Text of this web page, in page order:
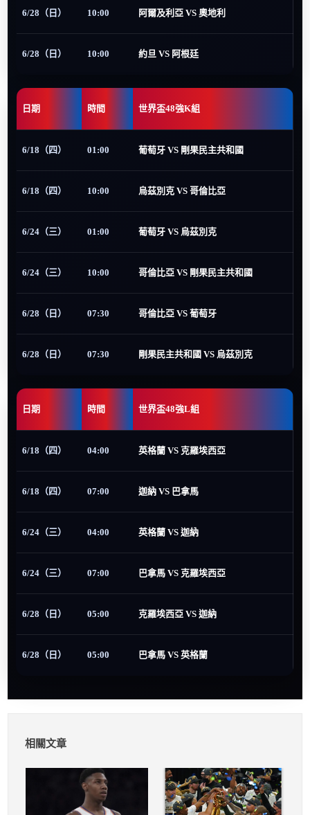
6/28（日） 10:00 阿爾及利亞 VS 奧地利
6/28（日） 10:00 約旦 VS 阿根廷
日期 時間 世界盃48強K組
6/18（四） 01:00 葡萄牙 VS 剛果民主共和國
6/18（四） 10:00 烏茲別克 VS 哥倫比亞
6/24（三） 01:00 葡萄牙 VS 烏茲別克
6/24（三） 10:00 哥倫比亞 VS 剛果民主共和國
6/28（日） 07:30 哥倫比亞 VS 葡萄牙
6/28（日） 07:30 剛果民主共和國 VS 烏茲別克
日期 時間 世界盃48強L組
6/18（四） 04:00 英格蘭 VS 克羅埃西亞
6/18（四） 07:00 迦納 VS 巴拿馬
6/24（三） 04:00 英格蘭 VS 迦納
6/24（三） 07:00 巴拿馬 VS 克羅埃西亞
6/28（日） 05:00 克羅埃西亞 VS 迦納
6/28（日） 05:00 巴拿馬 VS 英格蘭
相關文章